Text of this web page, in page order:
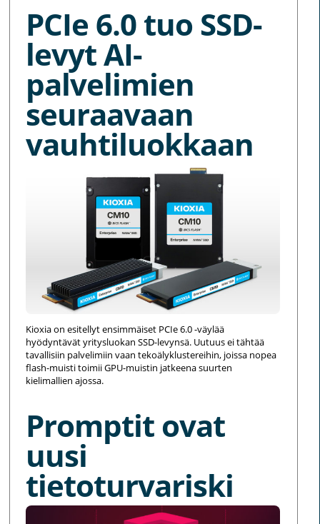
PCIe 6.0 tuo SSD-
levyt AI-
palvelimien
seuraavaan
vauhtiluokkaan
Kioxia on esitellyt ensimmäiset PCIe 6.0 -väylää
hyödyntävät yritysluokan SSD-levynsä. Uutuus ei tähtää
tavallisiin palvelimiin vaan tekoälyklustereihin, joissa nopea
flash-muisti toimii GPU-muistin jatkeena suurten
kielimallien ajossa.
Promptit ovat
uusi
tietoturvariski